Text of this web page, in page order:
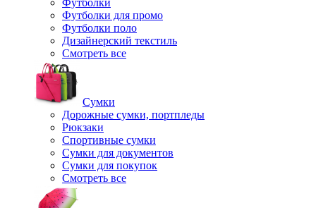
Футболки
Футболки для промо
Футболки поло
Дизайнерский текстиль
Смотреть все
Сумки
Дорожные сумки, портпледы
Рюкзаки
Спортивные сумки
Сумки для документов
Сумки для покупок
Смотреть все